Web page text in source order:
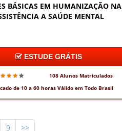
BÁSICAS EM HUMANIZAÇÃO NA
A SAÚDE MENTAL
ESTUDE GRÁTIS
108 Alunos Matriculados
de 10 a 60 horas Válido em Todo Brasil
9 >>